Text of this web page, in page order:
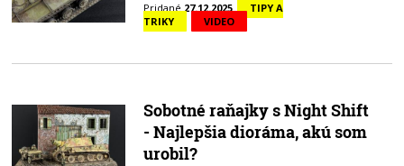
Pridané27.12.2025
TIPY A
TRIKY
VIDEO
Sobotné raňajky s Night Shift
- Najlepšia dioráma, akú som
urobil?